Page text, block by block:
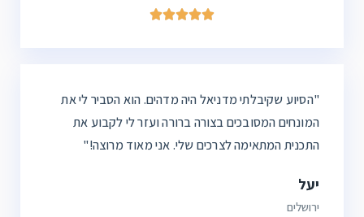





"הסיוע שקיבלתי מדניאלהיה מדהים. הוא הסביר לי את
המונחים המסובכים בצורה ברורה ועזר לי לקבוע את
התכנית המתאימה לצרכים שלי. אני מאוד מרוצה!"
יעל
ירושלים